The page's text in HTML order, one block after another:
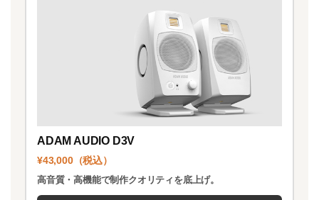
ADAM AUDIO D3V
¥43,000（税込）
高音質・高機能で制作クオリティを底上げ。